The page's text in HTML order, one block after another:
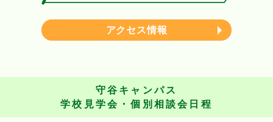
アクセス情報
守谷キャンパス
学校見学会・個別相談会日程